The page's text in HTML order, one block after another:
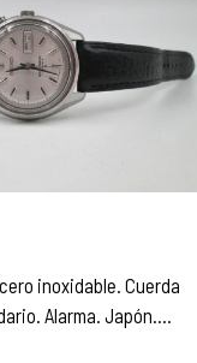
inoxidable. Cuerda
Alarma. Japón.